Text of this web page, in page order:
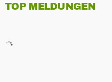
TOP MELDUNGEN